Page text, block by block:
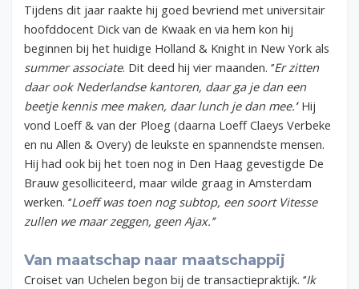
Tijdens dit jaar raakte hij goed bevriend met universitair
hoofddocent Dick van de Kwaak en via hem kon hij
beginnen bij het huidige Holland & Knight in New York als
summer associate. Dit deed hij vier maanden. ‘’Er zitten
daar ook Nederlandse kantoren, daar ga je dan een
beetje kennis mee maken, daar lunch je dan mee.’’ Hij
vond Loeff & van der Ploeg (daarna Loeff Claeys Verbeke
en nu Allen & Overy) de leukste en spannendste mensen.
Hij had ook bij het toen nog in Den Haag gevestigde De
Brauw gesolliciteerd, maar wilde graag in Amsterdam
werken. ‘’Loeff was toen nog subtop, een soort Vitesse
zullen we maar zeggen, geen Ajax.’’
Van maatschap naar maatschappij
Croiset van Uchelen begon bij de transactiepraktijk. ‘’Ik